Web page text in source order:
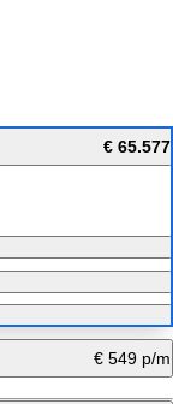
€ 65.577
€ 549 p/m